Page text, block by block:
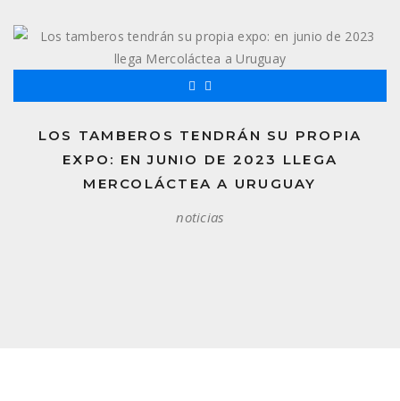
LOS TAMBEROS TENDRÁN SU PROPIA
EXPO: EN JUNIO DE 2023 LLEGA
MERCOLÁCTEA A URUGUAY
noticias